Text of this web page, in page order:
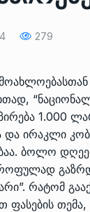
279
1.000
და ირაკლი
ბოლო
რატომ
ფასების
11/05/
13/05/